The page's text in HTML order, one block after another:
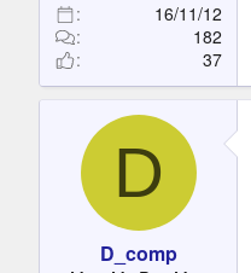
16/11/12
182
37
D
D_comp